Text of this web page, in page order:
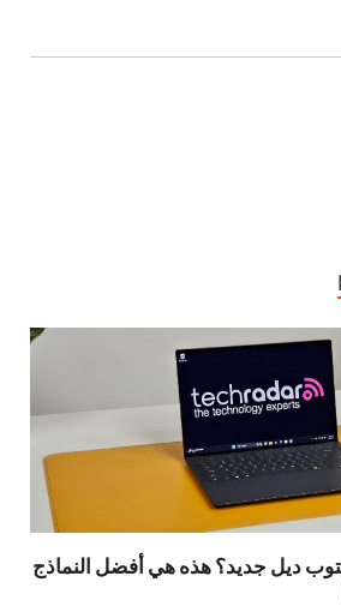
ديل جديد؟ هذه هي أفضل النماذج